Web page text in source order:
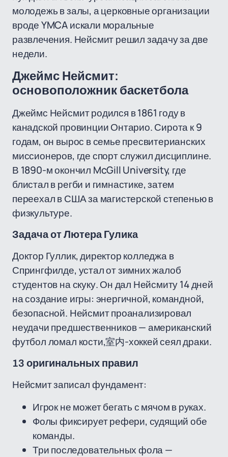
молодежь в залы, а церковные организации
вроде YMCA искали моральные
развлечения. Нейсмит решил задачу за две
недели.
Джеймс Нейсмит:
основоположник баскетбола
Джеймс Нейсмит родился в 1861 году в
канадской провинции Онтарио. Сирота к 9
годам, он вырос в семье пресвитерианских
миссионеров, где спорт служил дисциплине.
В 1890-м окончил McGill University, где
блистал в регби и гимнастике, затем
переехал в США за магистерской степенью в
физкультуре.
Задача от Лютера Гулика
Доктор Гуллик, директор колледжа в
Спрингфилде, устал от зимних жалоб
студентов на скуку. Он дал Нейсмиту 14 дней
на создание игры: энергичной, командной,
безопасной. Нейсмит проанализировал
неудачи предшественников — американский
футбол ломал кости,室内-хоккей сеял драки.
13 оригинальных правил
Нейсмит записал фундамент:
Игрок не может бегать с мячом в руках.
Фолы фиксирует рефери, судящий обе
команды.
Три последовательных фола —